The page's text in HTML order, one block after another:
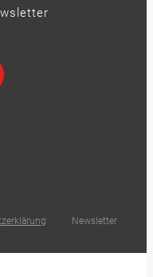
Newsletter